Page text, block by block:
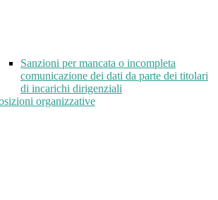
Sanzioni per mancata o incompleta
comunicazione dei dati da parte dei titolari
di incarichi dirigenziali
organizzative